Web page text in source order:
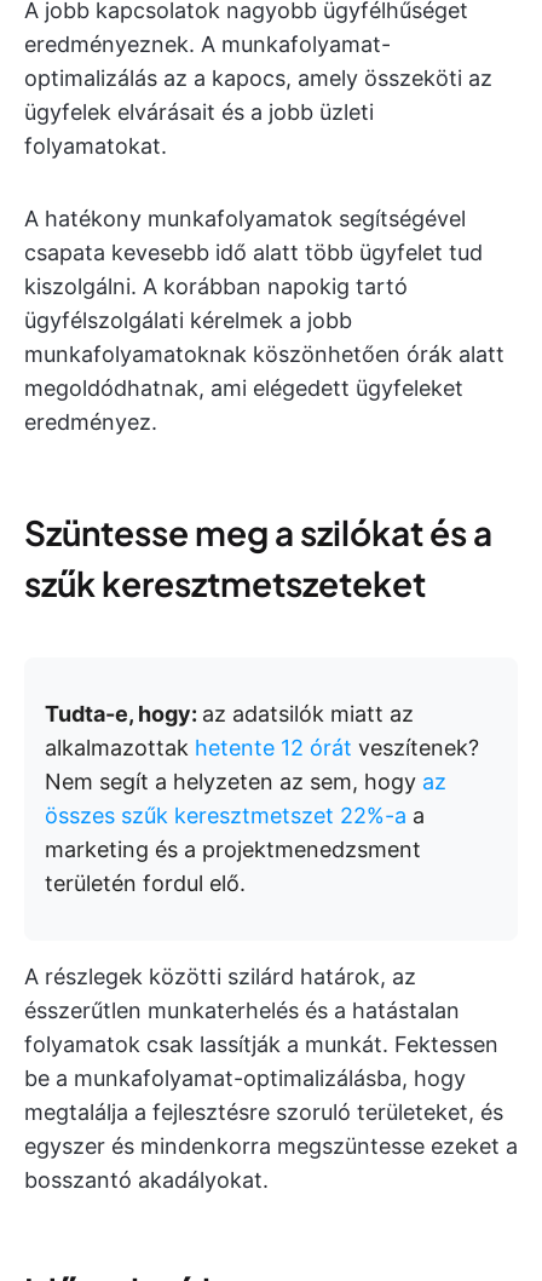
A jobb kapcsolatok nagyobb ügyfélhűséget
eredményeznek. A munkafolyamat-
optimalizálás az a kapocs, amely összeköti az
ügyfelek elvárásait és a jobb üzleti
folyamatokat.
A hatékony munkafolyamatok segítségével
csapata kevesebb idő alatt több ügyfelet tud
kiszolgálni. A korábban napokig tartó
ügyfélszolgálati kérelmek a jobb
munkafolyamatoknak köszönhetően órák alatt
megoldódhatnak, ami elégedett ügyfeleket
eredményez.
Szüntesse meg a szilókat és a
szűk keresztmetszeteket
Tudta-e, hogy: az adatsilók miatt az
alkalmazottak hetente 12 órát veszítenek?
Nem segít a helyzeten az sem, hogy az
összes szűk keresztmetszet 22%-a a
marketing és a projektmenedzsment
területén fordul elő.
A részlegek közötti szilárd határok, az
ésszerűtlen munkaterhelés és a hatástalan
folyamatok csak lassítják a munkát. Fektessen
be a munkafolyamat-optimalizálásba, hogy
megtalálja a fejlesztésre szoruló területeket, és
egyszer és mindenkorra megszüntesse ezeket a
bosszantó akadályokat.